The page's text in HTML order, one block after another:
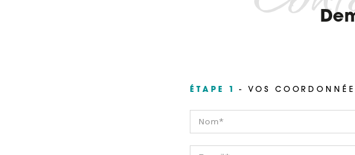
ÉTAPE 1 - VOS